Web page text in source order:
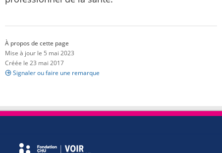
À propos de cette page
Mise à jour le 5 mai 2023
Créée le 23 mai 2017
Signaler ou faire une remarque